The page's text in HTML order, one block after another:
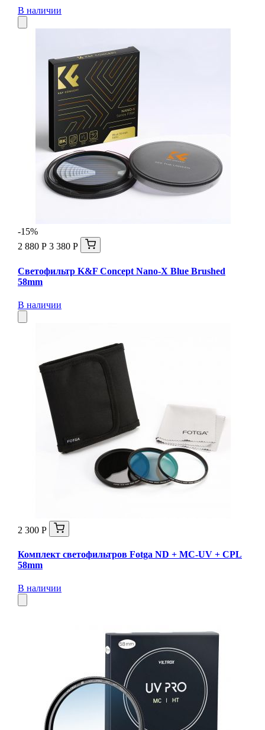
В наличии
-15%
2 880 Р 3 380 Р
Светофильтр K&F Concept Nano-X Blue Brushed
58mm
В наличии
2 300 Р
Комплект светофильтров Fotga ND + MC-UV + CPL
58mm
В наличии